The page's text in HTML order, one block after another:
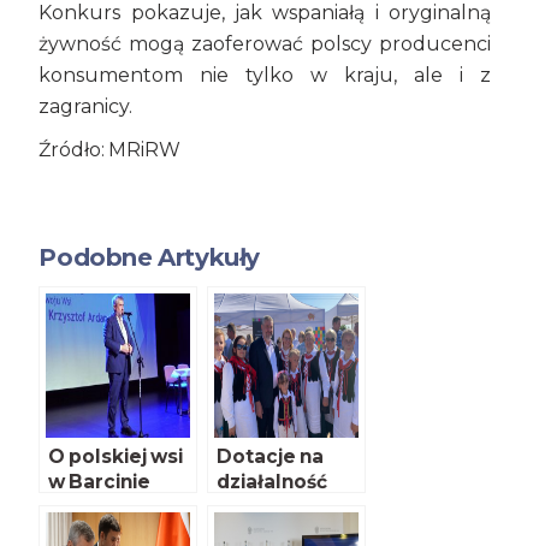
Konkurs pokazuje, jak wspaniałą i oryginalną
żywność mogą zaoferować polscy producenci
konsumentom nie tylko w kraju, ale i z
zagranicy.
Źródło: MRiRW
Podobne Artykuły
O polskiej wsi
w Barcinie
Dotacje na
działalność
Kół Gospodyń
Wiejskich